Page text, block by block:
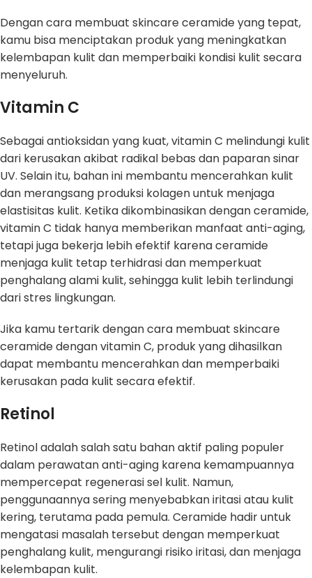
Dengan cara membuat skincare ceramide yang tepat,
kamu bisa menciptakan produk yang meningkatkan
kelembapan kulit dan memperbaiki kondisi kulit secara
menyeluruh.
Vitamin C
Sebagai antioksidan yang kuat, vitamin C melindungi kulit
dari kerusakan akibat radikal bebas dan paparan sinar
UV. Selain itu, bahan ini membantu mencerahkan kulit
dan merangsang produksi kolagen untuk menjaga
elastisitas kulit. Ketika dikombinasikan dengan ceramide,
vitamin C tidak hanya memberikan manfaat anti-aging,
tetapi juga bekerja lebih efektif karena ceramide
menjaga kulit tetap terhidrasi dan memperkuat
penghalang alami kulit, sehingga kulit lebih terlindungi
dari stres lingkungan.
Jika kamu tertarik dengan cara membuat skincare
ceramide dengan vitamin C, produk yang dihasilkan
dapat membantu mencerahkan dan memperbaiki
kerusakan pada kulit secara efektif.
Retinol
Retinol adalah salah satu bahan aktif paling populer
dalam perawatan anti-aging karena kemampuannya
mempercepat regenerasi sel kulit. Namun,
penggunaannya sering menyebabkan iritasi atau kulit
kering, terutama pada pemula. Ceramide hadir untuk
mengatasi masalah tersebut dengan memperkuat
penghalang kulit, mengurangi risiko iritasi, dan menjaga
kelembapan kulit.